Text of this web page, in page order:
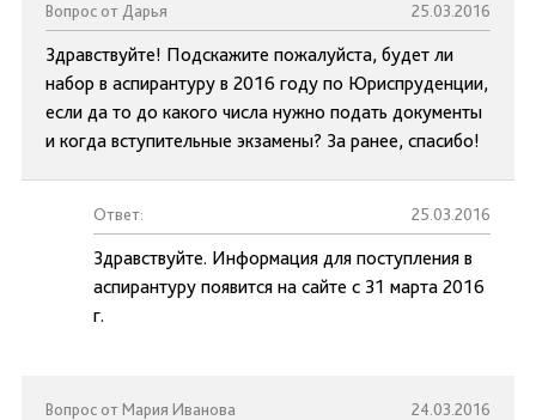
Вопрос от Дарья 25.03.2016
Здравствуйте! Подскажите пожалуйста, будет ли
набор в аспирантуру в 2016 году по Юриспруденции,
если да то до какого числа нужно подать документы
и когда вступительные экзамены? За ранее, спасибо!
Ответ: 25.03.2016
Здравствуйте. Информация для поступления в
аспирантуру появится на сайте с 31 марта 2016
г.
Вопрос от Мария Иванова 24.03.2016